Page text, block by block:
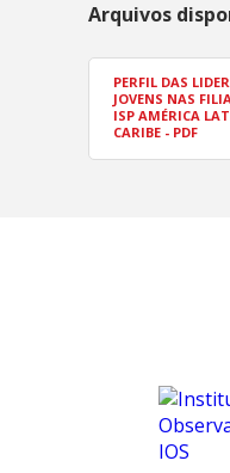
Arquivos
PERFIL DAS
JOVENS NAS
ISP AMÉRICA
CARIBE - PDF